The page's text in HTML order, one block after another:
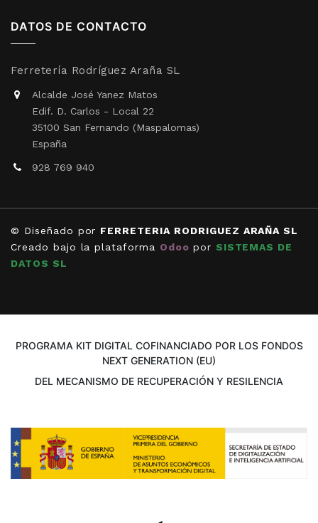
DATOS DE CONTACTO
Ferretería Rodríguez Araña SL
Alcalde José Yanez Matos
Edif. D. Carlos - Local 22
35100 San Fernando (Maspalomas)
España
928 769 940
© Diseñado por FERRETERIA RODRIGUEZ ARAÑA SL
Creado bajo la plataforma Odoo por SISTEMAS DE
DATOS SL
PROGRAMA KIT DIGITAL COFINANCIADO POR LOS FONDOS
NEXT GENERATION (EU)
DEL MECANISMO DE RECUPERACIÓN Y RESILENCIA